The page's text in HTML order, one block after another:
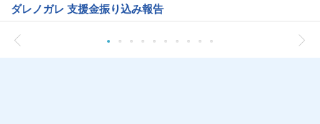
ダレノガレ 支援金振り込み報告